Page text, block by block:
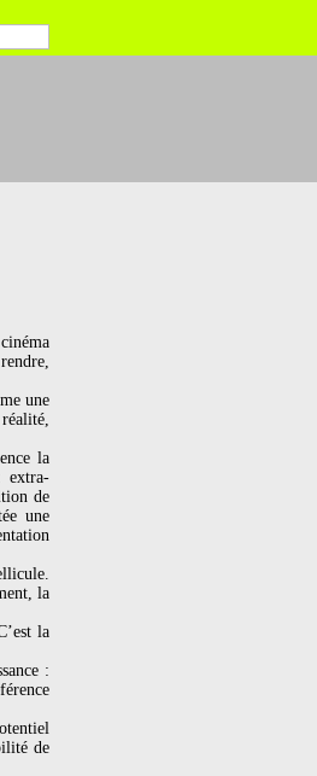
une
la
extra-
de
une
la
la
:
de